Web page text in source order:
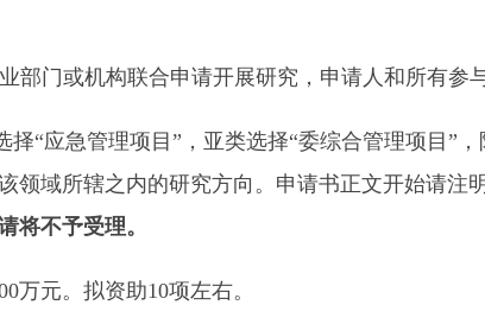
门或机构联合申请开展研究，申请人和所有参
应急管理项目”，亚类选择“委综合管理项目”
领域所辖之内的研究方向。申请书正文开始请
将不予受理。
元。拟资助10项左右。